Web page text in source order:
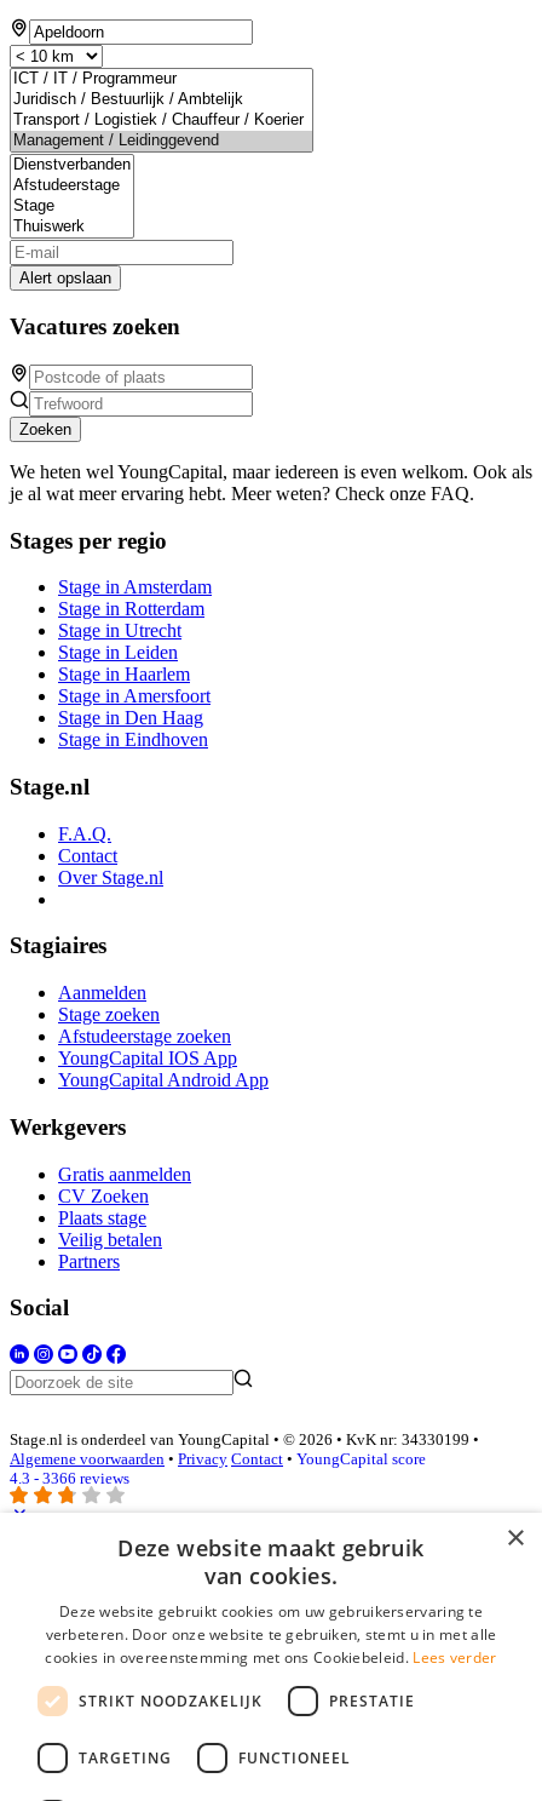
Alert opslaan
Vacatures zoeken
Zoeken
We heten wel YoungCapital, maar iedereen is even welkom. Ook als
je al wat meer ervaring hebt. Meer weten? Check onze FAQ.
Stages per regio
Stage in Amsterdam
Stage in Rotterdam
Stage in Utrecht
Stage in Leiden
Stage in Haarlem
Stage in Amersfoort
Stage in Den Haag
Stage in Eindhoven
Stage.nl
F.A.Q.
Contact
Over Stage.nl
Stagiaires
Aanmelden
Stage zoeken
Afstudeerstage zoeken
YoungCapital IOS App
YoungCapital Android App
Werkgevers
Gratis aanmelden
CV Zoeken
Plaats stage
Veilig betalen
Partners
Social
Stage.nl is onderdeel van YoungCapital • © 2026 • KvK nr: 34330199 •
Algemene voorwaarden • Privacy Contact • YoungCapital score
4.3 - 3366 reviews
Inloggen als bedrijf
E-mail*
Wachtwoord
login gegevens onthouden
login
×
Deze website maakt gebruik
van cookies.
Deze website gebruikt cookies om uw gebruikerservaring te
verbeteren. Door onze website te gebruiken, stemt u in met alle
cookies in overeenstemming met ons Cookiebeleid. Lees verder
STRIKT NOODZAKELIJK PRESTATIE
TARGETING FUNCTIONEEL